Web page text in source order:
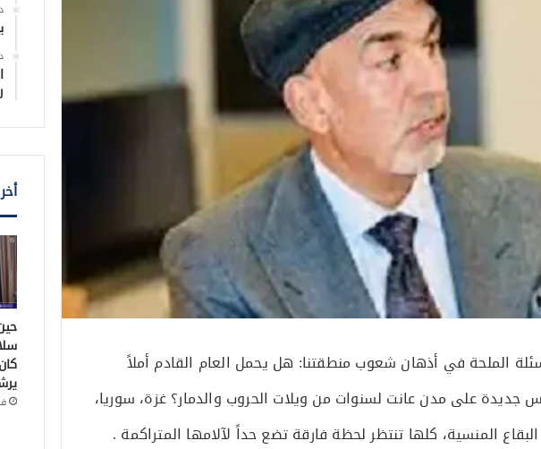
الملحة في أذهان شعوب منطقتنا: هل يحمل العام القادم أملاً
على مدن عانت لسنوات من ويلات الحروب والدمار؟ غزة، سوريا،
البقاع المنسية، كلها تنتظر لحظة فارقة تضع حداً لآلامها المتراكمة .